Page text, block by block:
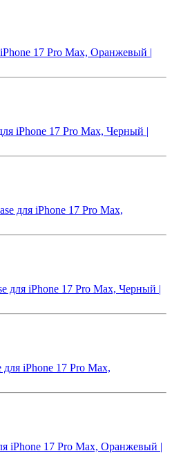
17 Pro Max, Оранжевый |
iPhone 17 Pro Max, Черный |
для iPhone 17 Pro Max,
для iPhone 17 Pro Max, Черный |
iPhone 17 Pro Max,
iPhone 17 Pro Max, Оранжевый |